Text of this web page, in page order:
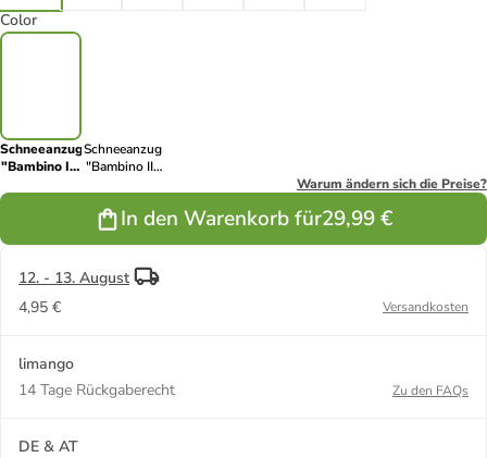
Color
Schneeanzug
"Bambino II"
Dunkelblau/
Schneeanzug
"Bambino II"
Warum ändern sich die Preise?
In den Warenkorb für29,99 €
12. - 13. August
4,95 €
Versandkosten
limango
14 Tage Rückgaberecht
Zu den FAQs
DE & AT